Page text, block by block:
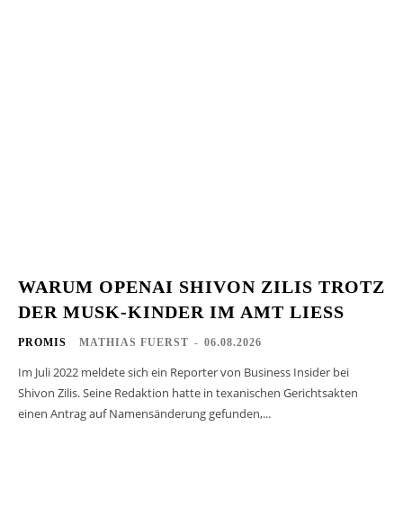
WARUM OPENAI SHIVON ZILIS TROTZ
DER MUSK-KINDER IM AMT LIESS
PROMIS MATHIAS FUERST - 06.08.2026
Im Juli 2022 meldete sich ein Reporter von Business Insider bei
Shivon Zilis. Seine Redaktion hatte in texanischen Gerichtsakten
einen Antrag auf Namensänderung gefunden,...